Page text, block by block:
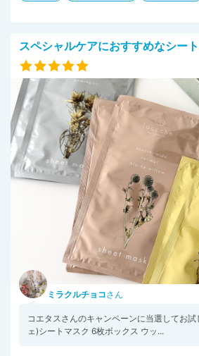
スペシャルケアにおすすめなシー
ミラクルチョコさん
コエタスさんのキャンペーンに当選してお
ェ)シートマスク 6枚ボックス ウッ...